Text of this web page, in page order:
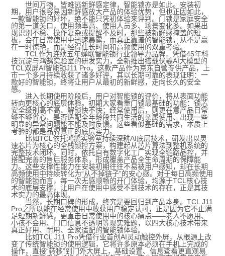
世间万物，皆难逃新鲜感定律，智能锁亦是如此。安装初
期，用户很容易因新鲜感放大产品的体验优势，但也正因如此，
一款智能锁的好坏，绝不能只凭初体验来评判。门锁是家庭安全
的第一道关口，使用频率高、使用人员多、场景变化多。如果出
现识别不稳、操作复杂或提醒不及时，那些被新鲜感掩盖的短
板，会在日常使用中迅速暴露，而真正靠谱的智能锁，从不是赢
在一时惊艳，而是经得住长时间和高频使用的双重考验。
TCL作为连续五年蝉联智能锁行业领导力品牌，凭借45年科
技沉淀与鸿鹄实验室的研发实力，全新推出搭载伏羲AI大模型的
TCL双屏AI智能锁J11 Pro。这款产品作为京东自营专供产品，上
市一个多月持续收获了诸多好评，其以长期可靠的表现证明：一
款好的智能锁，终将让用户从最初的新鲜感，走向长久的安全
感。
进入长期使用阶段后，用户对智能锁的评价，将从表面功能
转向更核心的底层体验。初期大家看重门锁最基础的功能：锁芯
安全级别高不高、解锁快不快；经常使用后，则更在意产品日常
够不够省心、是否适配全年龄段共同生活的亲属使用、出现一些
明显的异常问题能不能及时反馈。这些看似基础的需求，本质上
考验的都是品牌真正的底层实力。
比如TCL依托鸿鹄实验室持续深耕AI底层技术，研发出以灵
速芯片为核心的全栈锁控方案，构建起从芯片算法到整机系统的
完整技术闭环。同时，依托自有数字化工厂实现全链路品控，并
搭配完善的售后服务体系，形成覆盖产品全生命周期的保障能
力。这些支撑性能力在安装初期往往不易被用户感知，却在长期
高频使用中持续转化为“从不掉链子”的安心感。对于每日高频使用
的智能锁而言，每一次无感顺畅的开门体验，均源于TCL核心技
术的底层支撑，让用户在使用中感受不到技术的存在，正是其技
术实力的最高体现。
当然，长期口碑的形成，终究是要回归到产品本身。TCL J11
Pro之所以能在经常使用中收获用户稳定认可，正是因为它不止满
足短期新鲜感，更直击日常使用中的核心痛点——老人不愿用、
小孩不会用、门口信息不透明等现实难题，以四大核心技术带来
真正好用、耐用、全家适配的智能锁体验。
比如TCL J11 Pro凭借行业首创AI灵动触控外屏，从根源上改
变了传统智能锁的使用逻辑，它将许多原本必须在手机上完成的
操作，直接“转移”到门外大屏上，基础设置、信息查看更直观易